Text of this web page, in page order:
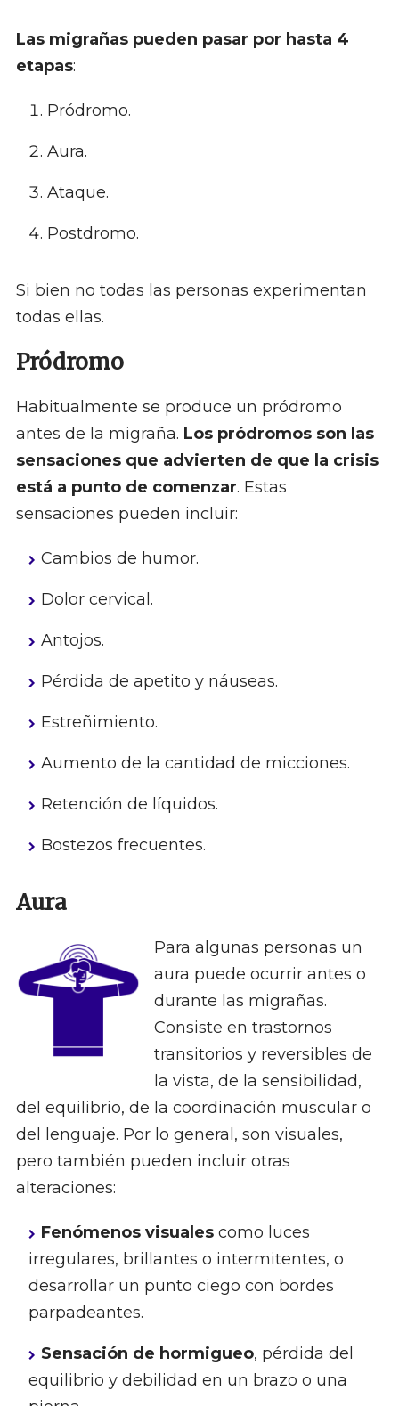
Las migrañas pueden pasar por hasta 4
etapas:
Pródromo.
Aura.
Ataque.
Postdromo.
Si bien no todas las personas experimentan
todas ellas.
Pródromo
Habitualmente se produce un pródromo
antes de la migraña. Los pródromos son las
sensaciones que advierten de que la crisis
está a punto de comenzar. Estas
sensaciones pueden incluir:
Cambios de humor.
Dolor cervical.
Antojos.
Pérdida de apetito y náuseas.
Estreñimiento.
Aumento de la cantidad de micciones.
Retención de líquidos.
Bostezos frecuentes.
Aura
Para algunas personas un
aura puede ocurrir antes o
durante las migrañas.
Consiste en trastornos
transitorios y reversibles de
la vista, de la sensibilidad,
del equilibrio, de la coordinación muscular o
del lenguaje. Por lo general, son visuales,
pero también pueden incluir otras
alteraciones:
Fenómenos visualescomo luces
irregulares, brillantes o intermitentes, o
desarrollar un punto ciego con bordes
parpadeantes.
Sensación de hormigueo, pérdida del
equilibrio y debilidad en un brazo o una